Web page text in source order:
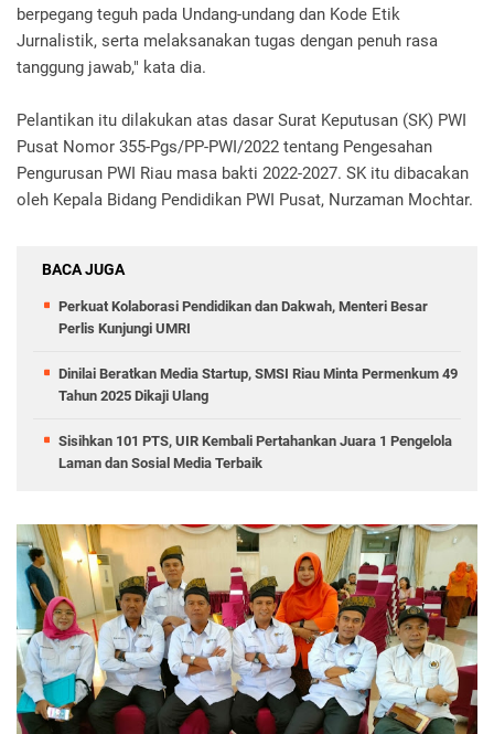
berpegang teguh pada Undang-undang dan Kode Etik
Jurnalistik, serta melaksanakan tugas dengan penuh rasa
tanggung jawab," kata dia.
Pelantikan itu dilakukan atas dasar Surat Keputusan (SK) PWI
Pusat Nomor 355-Pgs/PP-PWI/2022 tentang Pengesahan
Pengurusan PWI Riau masa bakti 2022-2027. SK itu dibacakan
oleh Kepala Bidang Pendidikan PWI Pusat, Nurzaman Mochtar.
BACA JUGA
Perkuat Kolaborasi Pendidikan dan Dakwah, Menteri Besar
Perlis Kunjungi UMRI
Dinilai Beratkan Media Startup, SMSI Riau Minta Permenkum 49
Tahun 2025 Dikaji Ulang
Sisihkan 101 PTS, UIR Kembali Pertahankan Juara 1 Pengelola
Laman dan Sosial Media Terbaik